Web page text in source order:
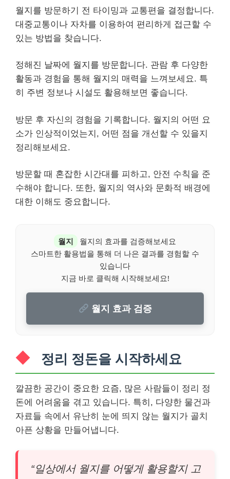
월지를 방문하기 전 타이밍과 교통편을 결정합니다.
대중교통이나 자차를 이용하여 편리하게 접근할 수
있는 방법을 찾습니다.
정해진 날짜에 월지를 방문합니다. 관람 후 다양한
활동과 경험을 통해 월지의 매력을 느껴보세요. 특
히 주변 정보나 시설도 활용해보면 좋습니다.
방문 후 자신의 경험을 기록합니다. 월지의 어떤 요
소가 인상적이었는지, 어떤 점을 개선할 수 있을지
정리해보세요.
방문할 때 혼잡한 시간대를 피하고, 안전 수칙을 준
수해야 합니다. 또한, 월지의 역사와 문화적 배경에
대한 이해도 중요합니다.
월지
월지의 효과를 검증해보세요
스마트한 활용법을 통해 더 나은 결과를 경험할 수
있습니다
지금 바로 클릭해 시작해보세요!
월지 효과 검증
정리 정돈을 시작하세요
깔끔한 공간이 중요한 요즘, 많은 사람들이 정리 정
돈에 어려움을 겪고 있습니다. 특히, 다양한 물건과
자료들 속에서 유난히 눈에 띄지 않는 월지가 골치
아픈 상황을 만들어냅니다.
“일상에서 월지를 어떻게 활용할지 고